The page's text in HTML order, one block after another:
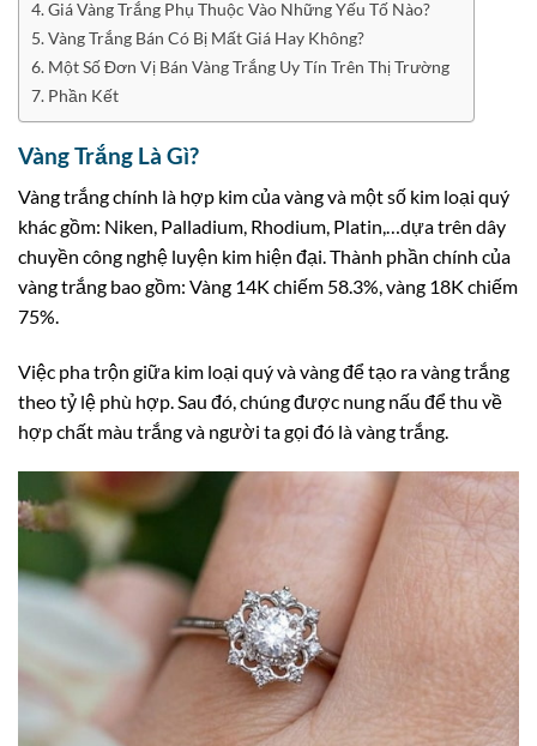
Giá Vàng Trắng Phụ Thuộc Vào Những Yếu Tố Nào?
Vàng Trắng Bán Có Bị Mất Giá Hay Không?
Một Số Đơn Vị Bán Vàng Trắng Uy Tín Trên Thị Trường
Phần Kết
Vàng Trắng Là Gì?
Vàng trắng chính là hợp kim của vàng và một số kim loại quý
khác gồm: Niken, Palladium, Rhodium, Platin,…dựa trên dây
chuyền công nghệ luyện kim hiện đại. Thành phần chính của
vàng trắng bao gồm: Vàng 14K chiếm 58.3%, vàng 18K chiếm
75%.
Việc pha trộn giữa kim loại quý và vàng để tạo ra vàng trắng
theo tỷ lệ phù hợp. Sau đó, chúng được nung nấu để thu về
hợp chất màu trắng và người ta gọi đó là vàng trắng.